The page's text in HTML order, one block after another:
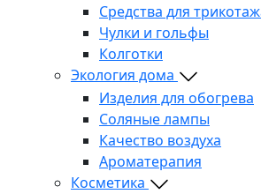
Средства для
Чулки и гольфы
Колготки
Экология дома
Изделия для обогрева
Соляные лампы
Качество воздуха
Ароматерапия
Косметика